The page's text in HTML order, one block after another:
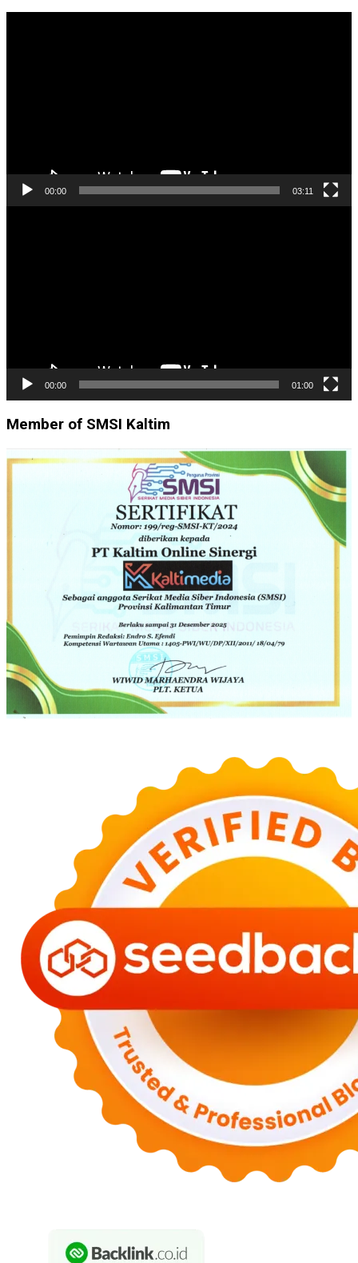
00:00 03:11
00:00 01:00
Member of SMSI Kaltim